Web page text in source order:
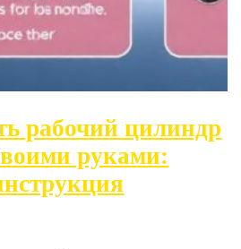
рабочий цилиндр
руками: